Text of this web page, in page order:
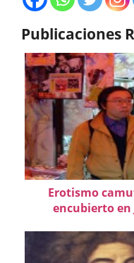
Publicaciones
Erotismo
encubierto en